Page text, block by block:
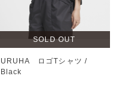
SOLD OUT
URUHA ロゴTシャツ /
Black